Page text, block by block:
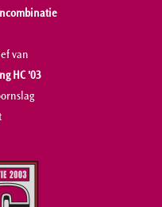
van
HC '03